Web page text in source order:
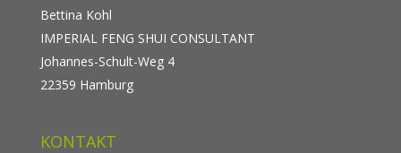
Bettina Kohl
IMPERIAL FENG SHUI CONSULTANT
Johannes-Schult-Weg 4
22359 Hamburg
KONTAKT